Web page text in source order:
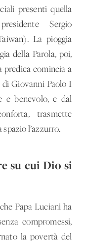
presenti quella
Sergio
La pioggia
della Parola, poi,
predica comincia a
Giovanni Paolo I
e benevolo, e dal
trasmette
l’azzurro.
su cui Dio si
Papa Luciani ha
compromessi,
la povertà del